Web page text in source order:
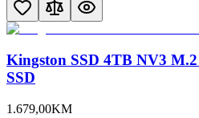
Kingston SSD 4TB NV3
SSD
1.679,00KM